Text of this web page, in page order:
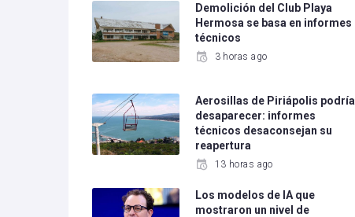
Demolición del Club Playa
Hermosa se basa en informes
técnicos
3 horas ago
Aerosillas de Piriápolis podría
desaparecer: informes
técnicos desaconsejan su
reapertura
13 horas ago
Los modelos de IA que
mostraron un nivel de